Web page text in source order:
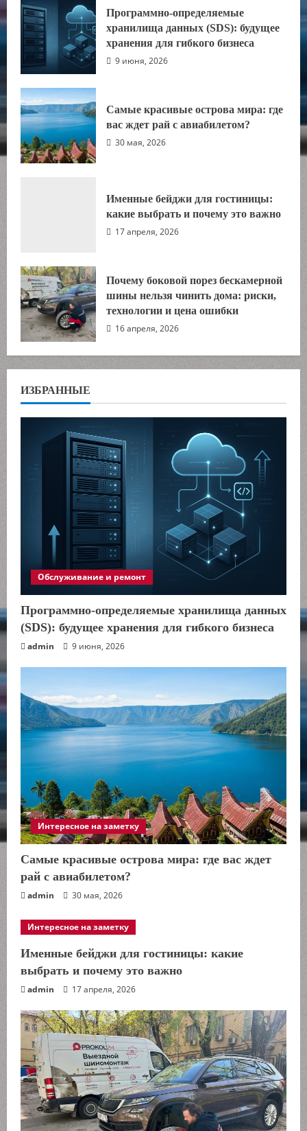
Программно-определяемые
хранилища данных (SDS): будущее
хранения для гибкого бизнеса
9 июня, 2026
Самые красивые острова мира: где
вас ждет рай с авиабилетом?
30 мая, 2026
Именные бейджи для гостиницы:
какие выбрать и почему это важно
17 апреля, 2026
Почему боковой порез бескамерной
шины нельзя чинить дома: риски,
технологии и цена ошибки
16 апреля, 2026
ИЗБРАННЫЕ
Обслуживание и ремонт
Программно-определяемые хранилища данных
(SDS): будущее хранения для гибкого бизнеса
admin 9 июня, 2026
Интересное на заметку
Самые красивые острова мира: где вас ждет
рай с авиабилетом?
admin 30 мая, 2026
Интересное на заметку
Именные бейджи для гостиницы: какие
выбрать и почему это важно
admin 17 апреля, 2026